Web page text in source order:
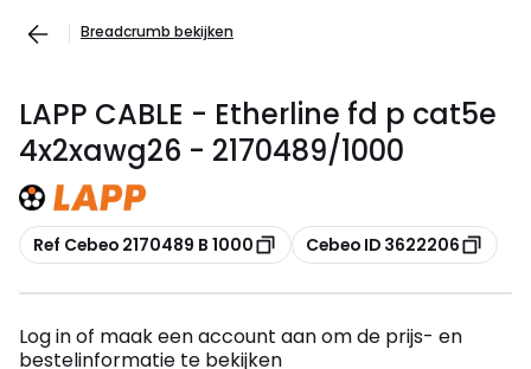
Breadcrumb bekijken
LAPP CABLE - Etherline fd p cat5e
4x2xawg26 - 2170489/1000
Kopiëren
Ref Cebeo 2170489 B 1000 Kopiëren
Cebeo ID 3622206
Log in of maak een account aan om de prijs- en
bestelinformatie te bekijken